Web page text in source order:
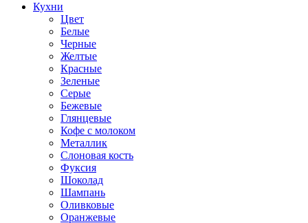
Кухни
Цвет
Белые
Черные
Желтые
Красные
Зеленые
Серые
Бежевые
Глянцевые
Кофе с молоком
Металлик
Слоновая кость
Фуксия
Шоколад
Шампань
Оливковые
Оранжевые